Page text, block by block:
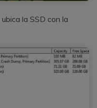
ubica la SSD con la